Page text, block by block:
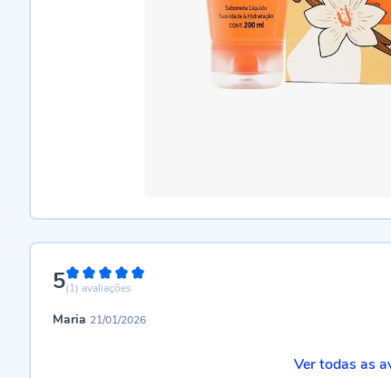
5100%
(1) avaliações
Maria 21/01/2026
Ver todas as